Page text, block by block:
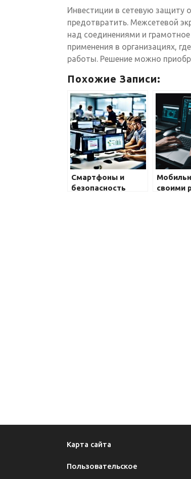
Инвестиции в сетевую защиту
предотвратить. Межсетевой
над соединениями и
применения в организациях,
работы. Решение можно
Похожие Записи:
Смартфоны и
безопасность
своими
Карта сайта
Пользовательское